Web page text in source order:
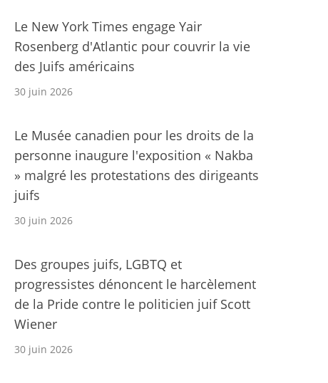
Le New York Times engage Yair
Rosenberg d'Atlantic pour couvrir la vie
des Juifs américains
30 juin 2026
Le Musée canadien pour les droits de la
personne inaugure l'exposition « Nakba
» malgré les protestations des dirigeants
juifs
30 juin 2026
Des groupes juifs, LGBTQ et
progressistes dénoncent le harcèlement
de la Pride contre le politicien juif Scott
Wiener
30 juin 2026